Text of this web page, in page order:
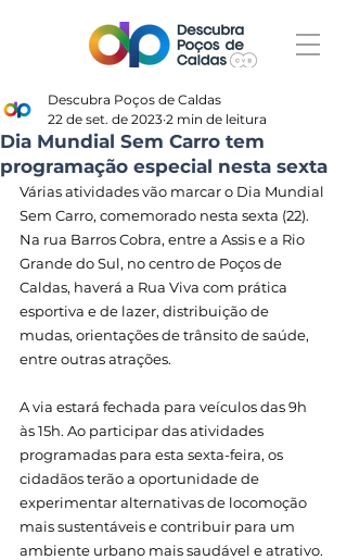
Dia Mundial Sem Carro tem
programação especial nesta sexta
Descubra Poços de Caldas
22 de set. de 2023 2 min de leitura
Várias atividades vão marcar o Dia Mundial
Sem Carro, comemorado nesta sexta (22).
Na rua Barros Cobra, entre a Assis e a Rio
Grande do Sul, no centro de Poços de
Caldas, haverá a Rua Viva com prática
esportiva e de lazer, distribuição de
mudas, orientações de trânsito de saúde,
entre outras atrações.
A via estará fechada para veículos das 9h
às 15h. Ao participar das atividades
programadas para esta sexta-feira, os
cidadãos terão a oportunidade de
experimentar alternativas de locomoção
mais sustentáveis e contribuir para um
ambiente urbano mais saudável e atrativo.